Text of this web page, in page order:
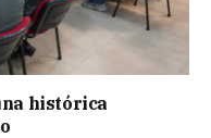
histórica